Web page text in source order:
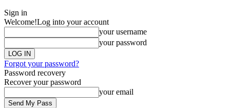
Sign in
Welcome!Log into your account
your username
your password
Forgot your password?
Password recovery
Recover your password
your email